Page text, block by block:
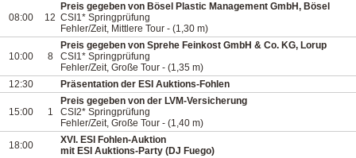
08:00 12
Preis gegeben von Bösel Plastic Management GmbH, Bösel
CSI1* Springprüfung
Fehler/Zeit, Mittlere Tour - (1,30 m)
10:00 8
Preis gegeben von Sprehe Feinkost GmbH & Co. KG, Lorup
CSI1* Springprüfung
Fehler/Zeit, Große Tour - (1,35 m)
12:30
Präsentation der ESI Auktions-Fohlen
15:00 1
Preis gegeben von der LVM-Versicherung
CSI2* Springprüfung
Fehler/Zeit, Große Tour - (1,40 m)
18:00
XVI. ESI Fohlen-Auktion
mit ESI Auktions-Party (DJ Fuego)